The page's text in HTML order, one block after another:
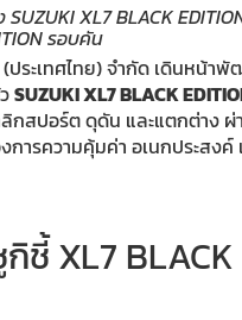
SUZUKI XL7 BLACK
รอบคัน
ประเทศไทย) จำกัด เดินหน้
SUZUKI XL7 BLACK
สปอร์ต ดุดัน และแตกต่าง
ารความคุ้มค่า อเนกประสงค์
ชี้ XL7